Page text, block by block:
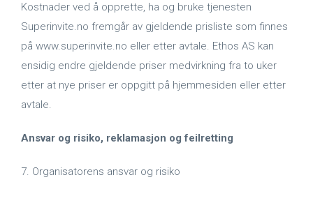
Kostnader ved å opprette, ha og bruke tjenesten
Superinvite.no fremgår av gjeldende prisliste som finnes
på www.superinvite.no eller etter avtale. Ethos AS kan
ensidig endre gjeldende priser medvirkning fra to uker
etter at nye priser er oppgitt på hjemmesiden eller etter
avtale.
Ansvar og risiko, reklamasjon og feilretting
7. Organisatorens ansvar og risiko